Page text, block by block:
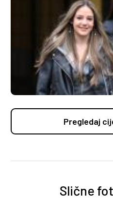
Pregledaj
Slične